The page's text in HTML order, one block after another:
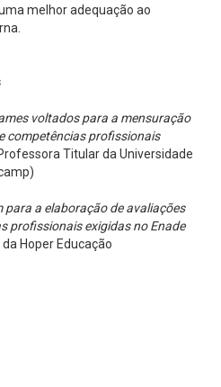
melhor adequação ao
voltados para a mensuração
competências profissionais
Titular da Universidade
para a elaboração de avaliações
profissionais exigidas no Enade
Hoper Educação